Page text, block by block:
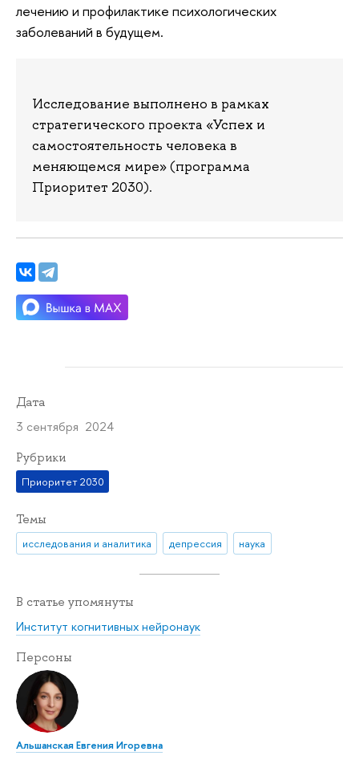
лечению и профилактике психологических
заболеваний в будущем.
Исследование выполнено в рамках
стратегического проекта «Успех и
самостоятельность человека в
меняющемся мире» (программа
Приоритет 2030).
Дата
3 сентября 2024
Рубрики
Приоритет 2030
Темы
исследования и аналитика депрессия наука
В статье упомянуты
Институт когнитивных нейронаук
Персоны
Альшанская Евгения Игоревна